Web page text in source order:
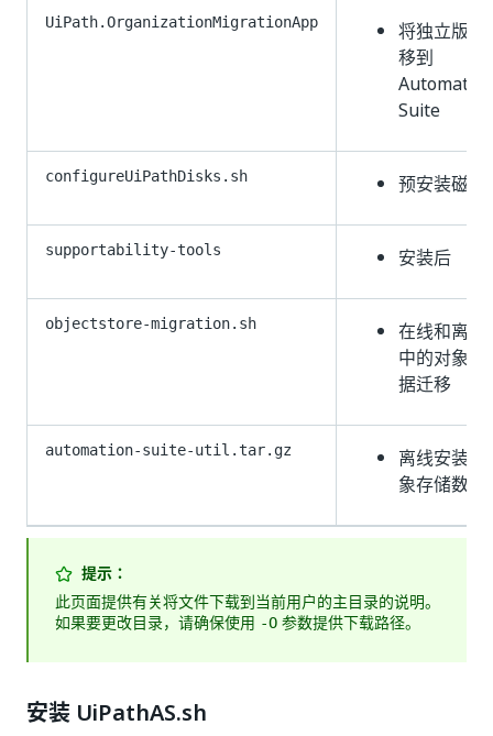
UiPath.OrganizationMigrationApp
将独立版产
移到
Automation
Suite
configureUiPathDisks.sh 预安装磁盘
supportability-tools 安装后
objectstore-migration.sh
在线和离线
中的对象存
据迁移
automation-suite-util.tar.gz
离线安装中
象存储数据
提示：
此页面提供有关将文件下载到当前用户的主目录的说明。
如果要更改目录，请确保使用 -O 参数提供下载路径。
安装 UiPathAS.sh